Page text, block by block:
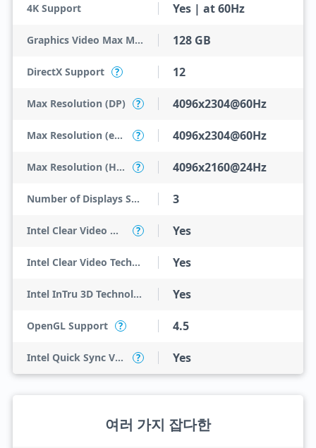
4K Support Yes | at 60Hz
Graphics Video Max Memory 128 GB
DirectX Support ? 12
Max Resolution (DP) ? 4096x2304@60Hz
Max Resolution (eDP - Integrated Flat Panel) ? 4096x2304@60Hz
Max Resolution (HDMI) ? 4096x2160@24Hz
Number of Displays Supported 3
Intel Clear Video HD Technology ? Yes
Intel Clear Video Technology Yes
Intel InTru 3D Technology Yes
OpenGL Support ? 4.5
Intel Quick Sync Video ? Yes
여러 가지 잡다한